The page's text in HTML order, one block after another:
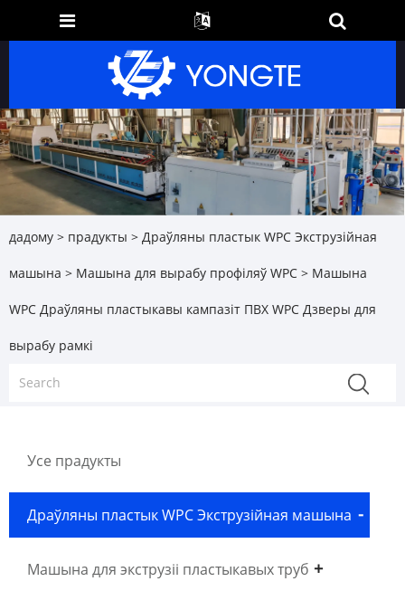
дадому > прадукты > Драўляны пластык WPC Экструзійная
машына > Машына для вырабу профіляў WPC > Машына
WPC Драўляны пластыкавы кампазіт ПВХ WPC Дзверы для
вырабу рамкі
Усе прадукты
Драўляны пластык WPC Экструзійная машына
Машына для экструзіі пластыкавых труб